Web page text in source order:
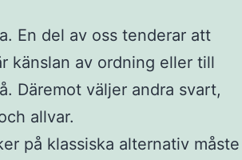
En del av oss tenderar att
känslan av ordning eller till
Däremot väljer andra svart,
allvar.
på klassiska alternativ måste